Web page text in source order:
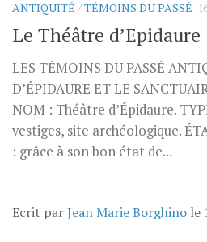
ANTIQUITÉ /TÉMOINS DU PASSÉ
Le Théâtre d’Epidaure
LES TÉMOINS DU PASSÉ
D’ÉPIDAURE ET LE
NOM : Théâtre d’Épidaure.
vestiges, site archéologique.
: grâce à son bon état de...
Ecrit parJean Marie Borghino le